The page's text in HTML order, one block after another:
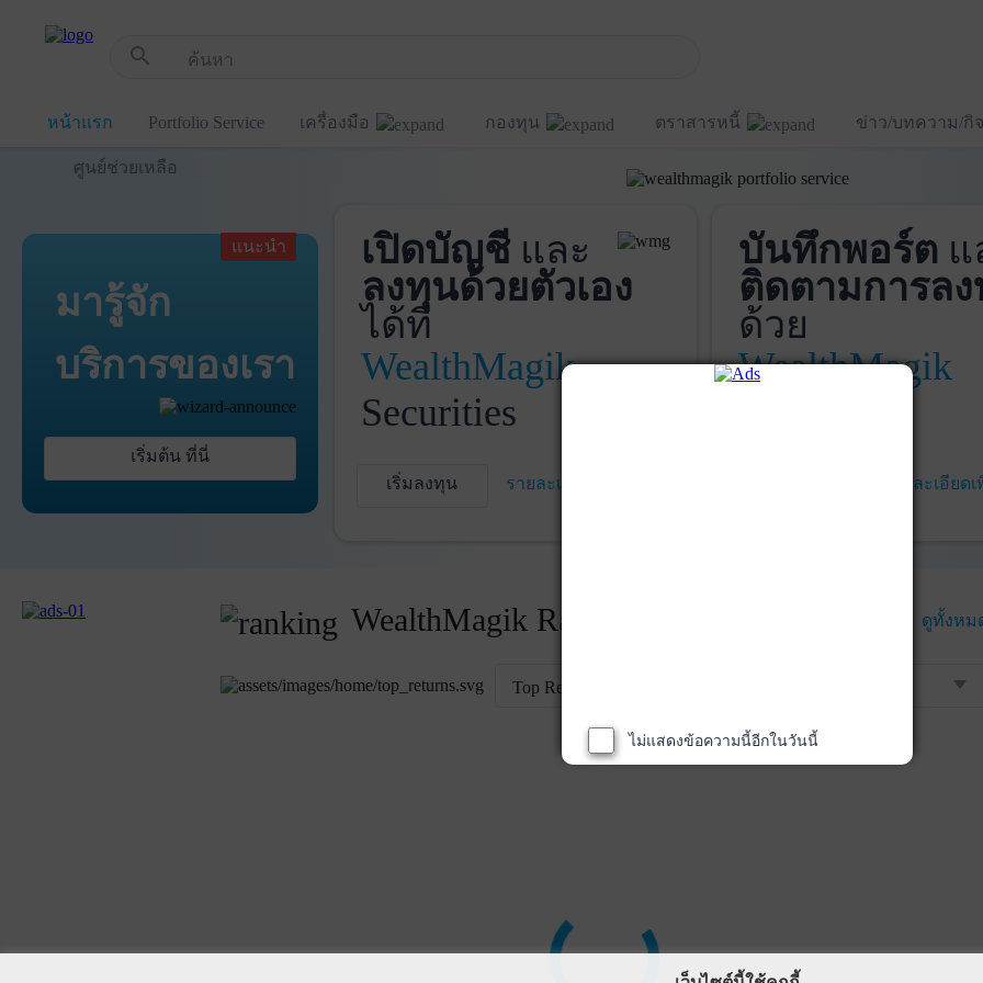
search
หน้าแรก Portfolio Service เครื่องมือ กองทุน ตราสารหนี้ ข่าว/บทความ/กิ
ศูนย์ช่วยเหลือ
แนะนำ
มารู้จัก
บริการของเรา
เริ่มต้น ที่นี่
เปิดบัญชีและ
ลงทุนด้วยตัวเอง
ได้ที่
WealthMagik
Securities
เริ่มลงทุน รายละเอียดเพิ่มเติม
บันทึกพอร์ต แ
ติดตามการล
ด้วย
WealthMagik
รายละเอียด
WealthMagik Rankings ดูทั้งหม
Top Returns
ไม่แสดงข้อความนี้อีกในวันนี้